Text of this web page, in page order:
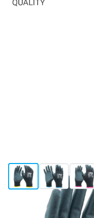
View larger image
View larger
Spedito oggi